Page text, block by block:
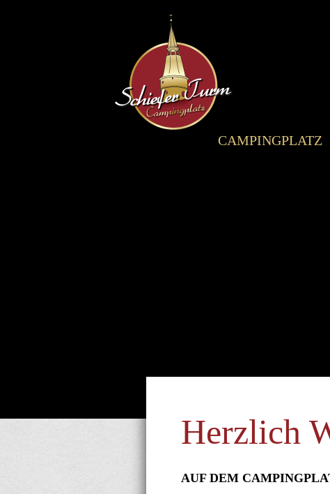
CAMPINGPLATZ
Herzlich
AUF DEM